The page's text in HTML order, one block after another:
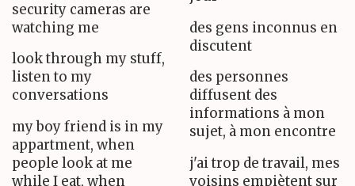
security cameras are
watching me
look through my stuff,
listen to my
conversations
my boy friend is in my
appartment, when
people look at me
while I eat, when
des gens inconnus en
discutent
des personnes
diffusent des
informations à mon
sujet, à mon encontre
j'ai trop de travail, mes
voisins empiètent sur